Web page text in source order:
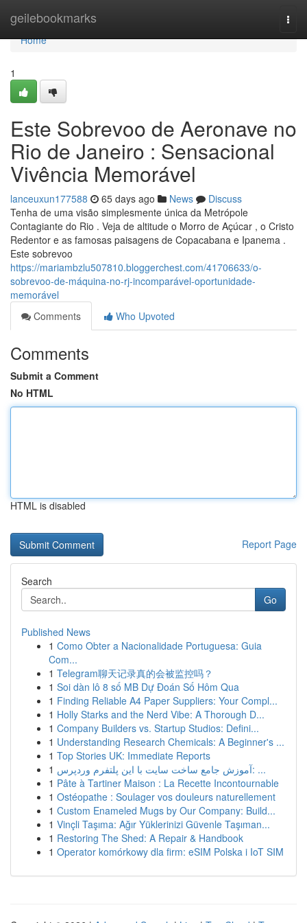
geilebookmarks
Home
Home
1
Este Sobrevoo de Aeronave no
Rio de Janeiro : Sensacional
Vivência Memorável
lanceuxun177588 65 days ago News
Discuss
Tenha de uma visão simplesmente única da Metrópole
Contagiante do Rio . Veja de altitude o Morro de Açúcar , o Cristo
Redentor e as famosas paisagens de Copacabana e Ipanema .
Este sobrevoo
https://mariambzlu507810.bloggerchest.com/41706633/o-
sobrevoo-de-máquina-no-rj-incomparável-oportunidade-
memorável
Comments
Who Upvoted
Comments
Submit a Comment
No HTML
HTML is disabled
Report Page
Search
Go
Published News
1 Como Obter a Nacionalidade Portuguesa: Guia
Com...
1 Telegram聊天记录真的会被监控吗？
1 Soi dàn lô 8 số MB Dự Đoán Số Hôm Qua
1 Finding Reliable A4 Paper Suppliers: Your Compl...
1 Holly Starks and the Nerd Vibe: A Thorough D...
1 Company Builders vs. Startup Studios: Defini...
1 Understanding Research Chemicals: A Beginner's ...
1 Top Stories UK: Immediate Reports
1
آموزش جامع ساخت سایت با این پلتفرم وردپرس: ...
1 Pâte à Tartiner Maison : La Recette Incontournable
1 Ostéopathe : Soulager vos douleurs naturellement
1 Custom Enameled Mugs by Our Company: Build...
1 Vinçli Taşıma: Ağır Yüklerinizi Güvenle Taşıman...
1 Restoring The Shed: A Repair & Handbook
1 Operator komórkowy dla firm: eSIM Polska i IoT SIM